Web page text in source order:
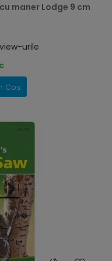
maner Lodge 9 cm
urile
Coș